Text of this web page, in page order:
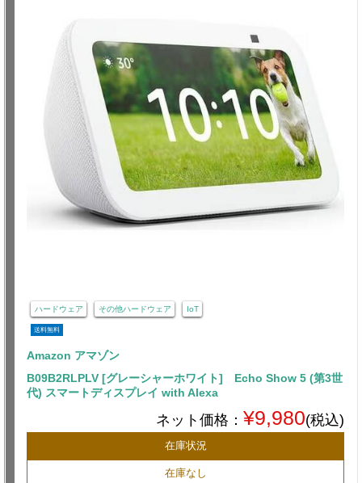
ハードウェア その他ハードウェア IoT
送料無料
Amazon アマゾン
B09B2RLPLV [グレーシャーホワイト] Echo Show 5 (第3世
代) スマートディスプレイ with Alexa
ネット価格： ¥9,980(税込)
在庫状況
在庫なし